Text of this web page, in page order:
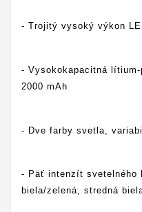
- Trojitý vysoký výkon
- Vysokokapacitná
2000 mAh
- Dve farby svetla,
- Päť intenzít svetelného
biela/zelená, stredná